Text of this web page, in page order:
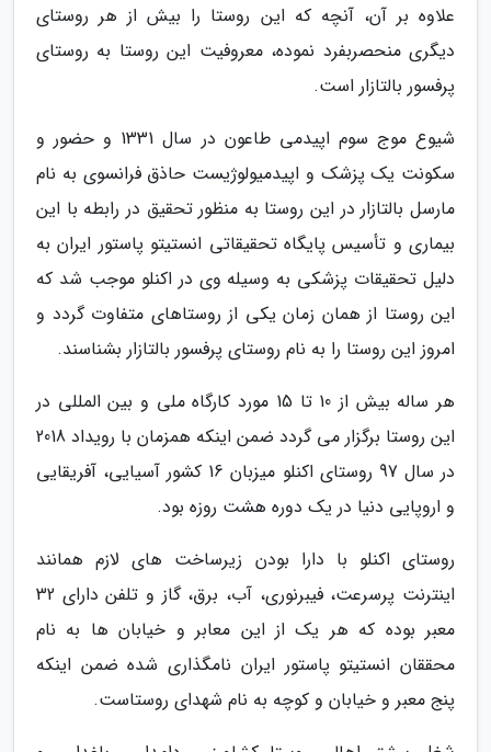
علاوه بر آن، آنچه که این روستا را بیش از هر روستای
دیگری منحصربفرد نموده، معروفیت این روستا به روستای
پرفسور بالتازار است.
شیوع موج سوم اپیدمی طاعون در سال 1331 و حضور و
سکونت یک پزشک و اپیدمیولوژیست حاذق فرانسوی به نام
مارسل بالتازار در این روستا به منظور تحقیق در رابطه با این
بیماری و تأسیس پایگاه تحقیقاتی انستیتو پاستور ایران به
دلیل تحقیقات پزشکی به وسیله وی در اکنلو موجب شد که
این روستا از همان زمان یکی از روستاهای متفاوت گردد و
امروز این روستا را به نام روستای پرفسور بالتازار بشناسند.
هر ساله بیش از 10 تا 15 مورد کارگاه ملی و بین المللی در
این روستا برگزار می گردد ضمن اینکه همزمان با رویداد 2018
در سال 97 روستای اکنلو میزبان 16 کشور آسیایی، آفریقایی
و اروپایی دنیا در یک دوره هشت روزه بود.
روستای اکنلو با دارا بودن زیرساخت های لازم همانند
اینترنت پرسرعت، فیبرنوری، آب، برق، گاز و تلفن دارای 32
معبر بوده که هر یک از این معابر و خیابان ها به نام
محققان انستیتو پاستور ایران نامگذاری شده ضمن اینکه
پنج معبر و خیابان و کوچه به نام شهدای روستاست.